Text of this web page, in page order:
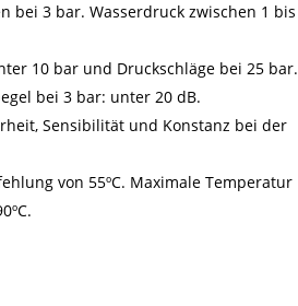
bei 3 bar. Wasserdruck zwischen 1 bis
10 bar und Druckschläge bei 25 bar.
bei 3 bar: unter 20 dB.
Sensibilität und Konstanz bei der
von 55ºC. Maximale Temperatur